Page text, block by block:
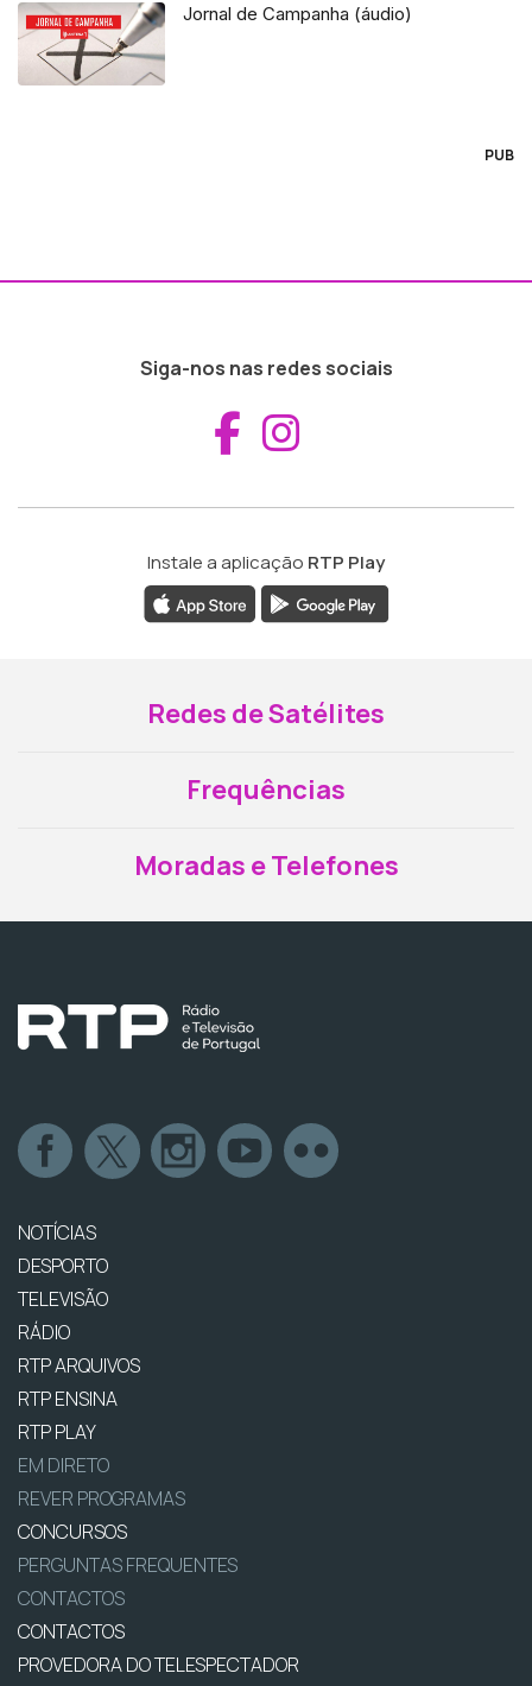
Jornal de Campanha (áudio)
PUB
Siga-nos nas redes sociais
Aceder ao
Instale a aplicação RTP Play
Redes de Satélites
Frequências
Moradas e Telefones
NOTÍCIAS
DESPORTO
TELEVISÃO
RÁDIO
RTP ARQUIVOS
RTP ENSINA
RTP PLAY
EM DIRETO
REVER PROGRAMAS
CONCURSOS
PERGUNTAS FREQUENTES
CONTACTOS
CONTACTOS
PROVEDORA DO TELESPECTADOR